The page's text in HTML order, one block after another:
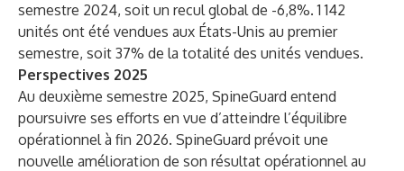
semestre 2024, soit un recul global de -6,8%. 1 142
unités ont été vendues aux États-Unis au premier
semestre, soit 37% de la totalité des unités vendues.
Perspectives 2025
Au deuxième semestre 2025, SpineGuard entend
poursuivre ses efforts en vue d’atteindre l’équilibre
opérationnel à fin 2026. SpineGuard prévoit une
nouvelle amélioration de son résultat opérationnel au